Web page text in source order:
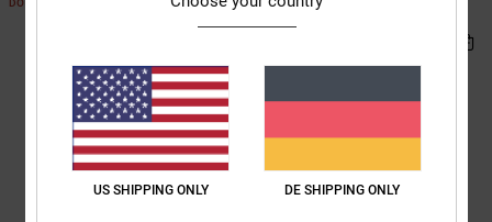
DOPPELTER RABATT EXTRA 25 %
US SHIPPING ONLY DE SHIPPING ONLY